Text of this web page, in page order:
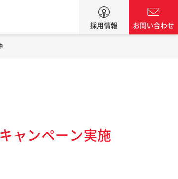
採用情報 お問い合わせ
ャンペーン実施